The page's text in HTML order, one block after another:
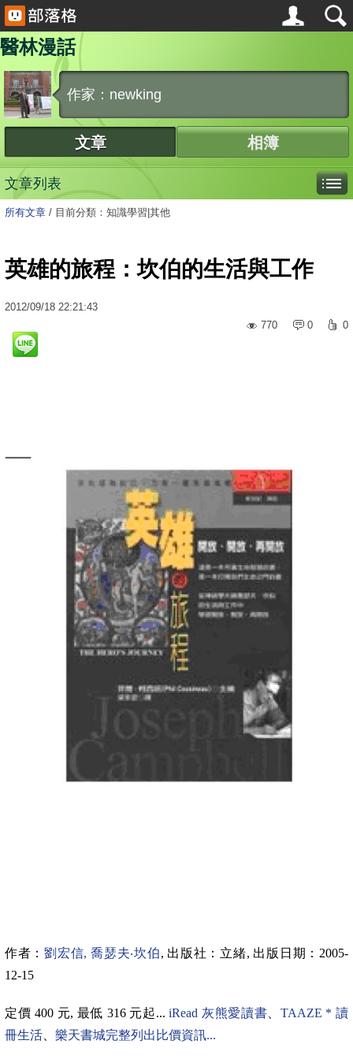
醫林漫話
作家：newking
文章 相簿
文章列表
所有文章 / 目前分類：知識學習|其他
英雄的旅程：坎伯的生活與工作
2012/09/18 22:21:43
770
0 0
作者：劉宏信,喬瑟夫‧坎伯, 出版社：立緒, 出版日期：2005-
12-15
定價 400 元, 最低 316 元起...iRead 灰熊愛讀書、 TAAZE *讀
冊生活、 樂天書城完整列出比價資訊...